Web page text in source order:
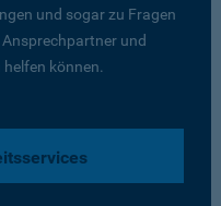
und sogar zu Fragen
und
können.